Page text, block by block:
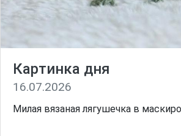
Картинка дня
16.07.2026
Милая вязаная лягушечка в